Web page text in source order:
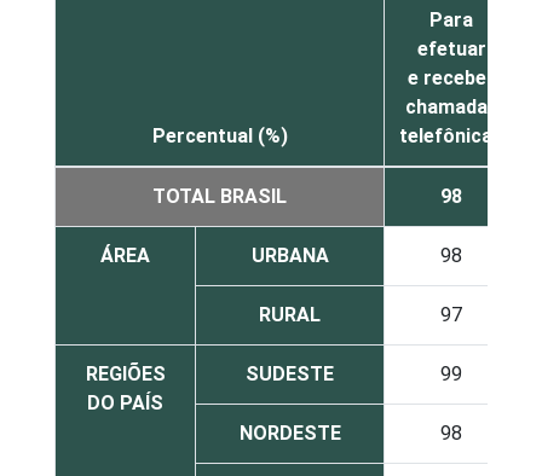
Percentual (%)
Para
efetuar
e receber
chamadas
telefônicas
TOTAL BRASIL 98
ÁREA URBANA 98
RURAL 97
REGIÕES
DO PAÍS
SUDESTE 99
NORDESTE 98